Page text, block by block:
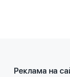
Реклама на